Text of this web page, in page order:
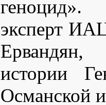
эксперт
истории
Османской